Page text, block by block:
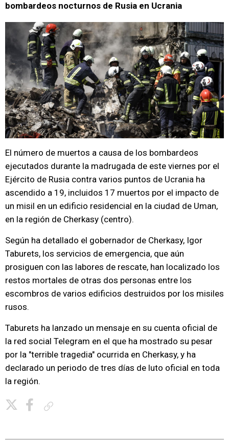
bombardeos nocturnos de Rusia en Ucrania
El número de muertos a causa de los bombardeos
ejecutados durante la madrugada de este viernes por el
Ejército de Rusia contra varios puntos de Ucrania ha
ascendido a 19, incluidos 17 muertos por el impacto de
un misil en un edificio residencial en la ciudad de Uman,
en la región de Cherkasy (centro).
Según ha detallado el gobernador de Cherkasy, Igor
Taburets, los servicios de emergencia, que aún
prosiguen con las labores de rescate, han localizado los
restos mortales de otras dos personas entre los
escombros de varios edificios destruidos por los misiles
rusos.
Taburets ha lanzado un mensaje en su cuenta oficial de
la red social Telegram en el que ha mostrado su pesar
por la "terrible tragedia" ocurrida en Cherkasy, y ha
declarado un periodo de tres días de luto oficial en toda
la región.